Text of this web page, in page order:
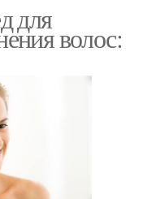
для
волос: